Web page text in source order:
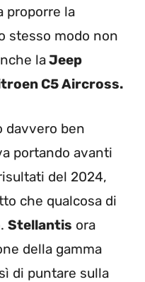
proporre la
stesso modo non
laJeep
C5 Aircross.
davvero ben
portando avanti
del 2024,
che qualcosa di
Stellantis ora
della gamma
di puntare sulla